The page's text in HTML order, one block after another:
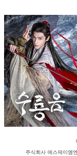
주식회사 에스제이엠